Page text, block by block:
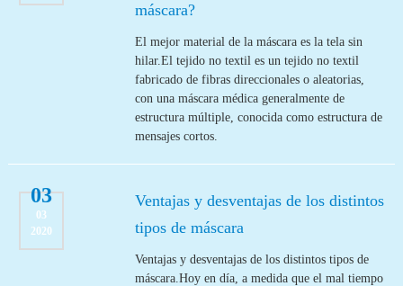
máscara?
El mejor material de la máscara es la tela sin
hilar.El tejido no textil es un tejido no textil
fabricado de fibras direccionales o aleatorias,
con una máscara médica generalmente de
estructura múltiple, conocida como estructura de
mensajes cortos.
03
03
2020
Ventajas y desventajas de los distintos
tipos de máscara
Ventajas y desventajas de los distintos tipos de
máscara.Hoy en día, a medida que el mal tiempo